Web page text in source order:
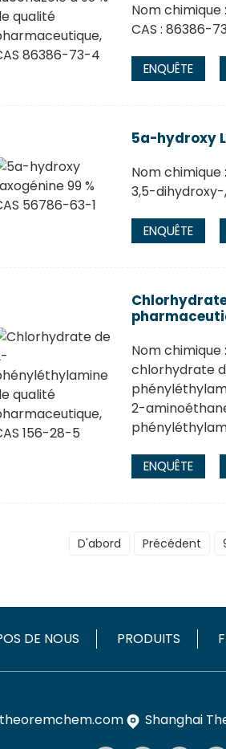
Nom chimique
CAS : 86386-
ENQUÊTE
5a-hydroxy
Nom
3,5-dihydroxy-,
ENQUÊTE
Nom
chlorhydrate
2-
ENQUÊTE
D'abord Précédent
DE NOUS PRODUITS
Shanghai